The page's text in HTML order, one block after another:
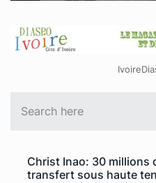
Christ Inao: 30 millions
transfert sous haute